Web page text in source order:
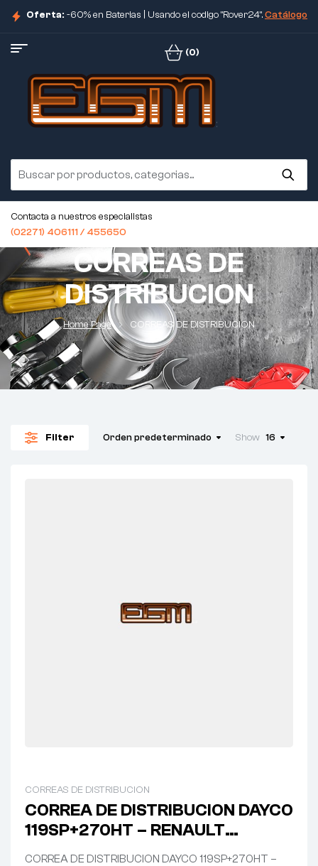
Oferta: -60% en Baterias | Usando el codigo "Rover24".Catálogo
(0)
Contacta a nuestros especialistas
(02271) 406111 / 455650
CORREAS DE
DISTRIBUCION
Home Page CORREAS DE DISTRIBUCION
Filter Orden predeterminado Show 16
CORREAS DE DISTRIBUCION
CORREA DE DISTRIBUCION DAYCO
119SP+270HT – RENAULT
KANGOO 1.5 K9K 2018
CORREA DE DISTRIBUCION DAYCO 119SP+270HT –